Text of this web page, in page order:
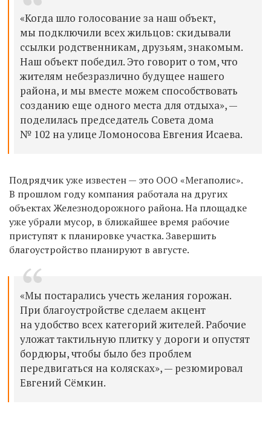
«Когда шло голосование за наш объект,
мы подключили всех жильцов: скидывали
ссылки родственникам, друзьям, знакомым.
Наш объект победил. Это говорит о том, что
жителям небезразлично будущее нашего
района, и мы вместе можем способствовать
созданию еще одного места для отдыха», —
поделилась председатель Совета дома
№ 102 на улице Ломоносова Евгения Исаева.
Подрядчик уже известен — это ООО «Мегаполис».
В прошлом году компания работала на других
объектах Железнодорожного района. На площадке
уже убрали мусор, в ближайшее время рабочие
приступят к планировке участка. Завершить
благоустройство планируют в августе.
«Мы постарались учесть желания горожан.
При благоустройстве сделаем акцент
на удобство всех категорий жителей. Рабочие
уложат тактильную плитку у дороги и опустят
бордюры, чтобы было без проблем
передвигаться на колясках», — резюмировал
Евгений Сёмкин.